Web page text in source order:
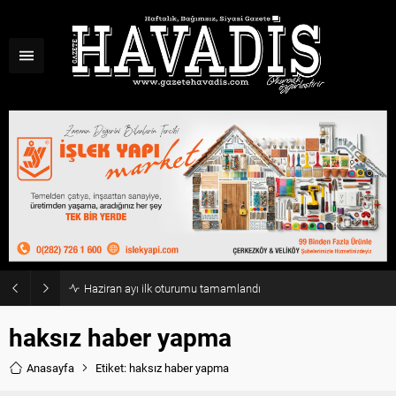
Haziran ayı ilk oturumu tamamlandı
haksız haber yapma
Anasayfa Etiket: haksız haber yapma